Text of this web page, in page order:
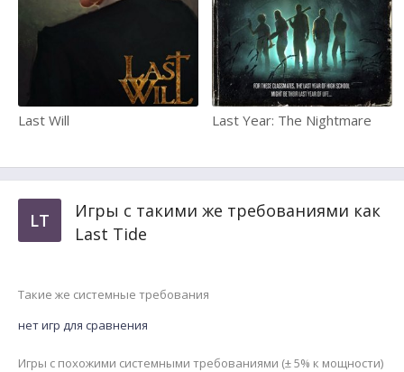
Last Will Last Year: The Nightmare
LT
Игры с такими же требованиями как
Last Tide
Такие же системные требования
нет игр для сравнения
Игры с похожими системными требованиями (± 5% к мощности)